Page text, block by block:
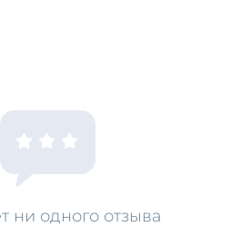
ни одного отзыва